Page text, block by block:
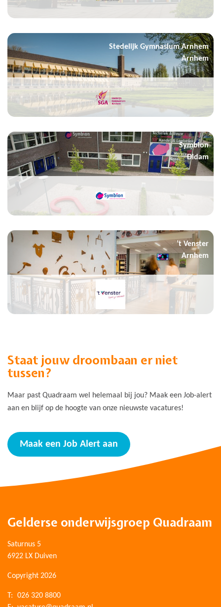
Stedelijk Gymnasium Arnhem
Arnhem
Symbion
Didam
’t Venster
Arnhem
Staat jouw droombaan er niet
tussen?
Maar past Quadraam wel helemaal bij jou? Maak een Job-alert
aan en blijf op de hoogte van onze nieuwste vacatures!
Maak een Job Alert aan
Gelderse onderwijsgroep Quadraam
Saturnus 5
6922 LX Duiven
Copyright 2026
T:
026 320 8800